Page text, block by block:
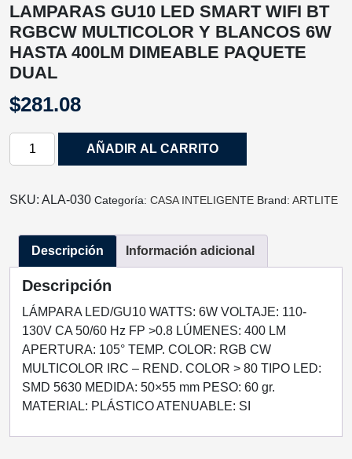
LAMPARAS GU10 LED SMART WIFI BT
RGBCW MULTICOLOR Y BLANCOS 6W
HASTA 400LM DIMEABLE PAQUETE
DUAL
$281.08
LAMPARAS
SMART
BT
RGBCW
MULTICOLOR
BLANCOS
6W
HASTA
400LM
DIMEABLE
PAQUETE
AÑADIR AL CARRITO
SKU: ALA-030 Categoría: CASA INTELIGENTE Brand: ARTLITE
Descripción Información adicional
Descripción
LÁMPARA LED/GU10 WATTS: 6W VOLTAJE: 110-
130V CA 50/60 Hz FP >0.8 LÚMENES: 400 LM
APERTURA: 105° TEMP. COLOR: RGB CW
MULTICOLOR IRC – REND. COLOR > 80 TIPO LED:
SMD 5630 MEDIDA: 50×55 mm PESO: 60 gr.
MATERIAL: PLÁSTICO ATENUABLE: SI